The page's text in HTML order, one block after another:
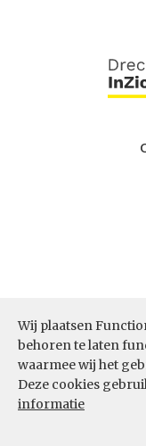
Wij plaatsen
behoren te laten
waarmee wij het
Deze cookies
informatie